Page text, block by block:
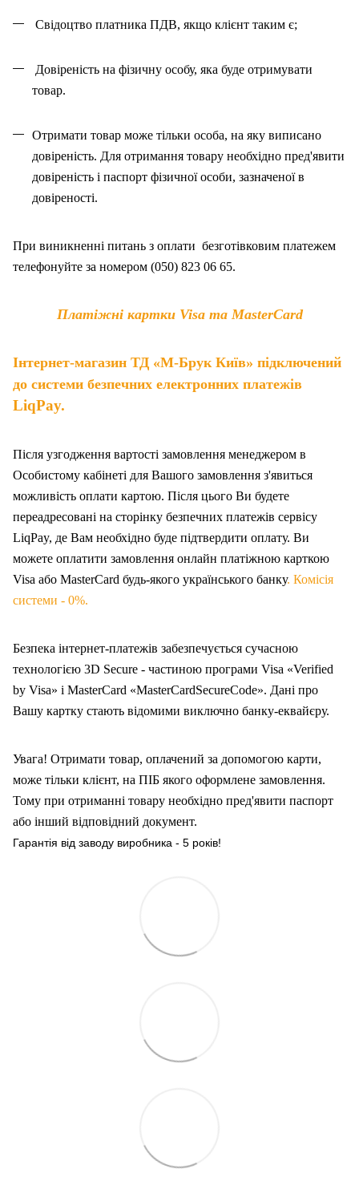
Свідоцтво платника ПДВ, якщо клієнт таким є;
Довіреність на фізичну особу, яка буде отримувати
товар.
Отримати товар може тільки особа, на яку виписано
довіреність. Для отримання товару необхідно пред'явити
довіреність і паспорт фізичної особи, зазначеноїв
довіреності.
При виникненні питань з оплати безготівковим платежем
телефонуйте за номером (050) 823 06 65.
Платіжні картки Visa та MasterCard
Інтернет-магазин ТД «М-Брук Київ» підключений
до системи безпечних електронних платежів
LiqPay.
Після узгодження вартості замовлення менеджером в
Особистому кабінеті для Вашого замовлення з'явиться
можливість оплати картою. Після цього Ви будете
переадресовані на сторінку безпечних платежів сервісу
LiqPay, де Вам необхідно буде підтвердити оплату. Ви
можете оплатити замовлення онлайн платіжною карткою
Visa або MasterCard будь-якого українського банку. Комісія
системи - 0%.
Безпека інтернет-платежів забезпечується сучасною
технологією 3D Secure - частиною програми Visa «Verified
by Visa» і MasterCard «MasterCardSecureCode». Дані про
Вашу картку стають відомими виключно банку-еквайєру.
Увага! Отримати товар, оплачений за допомогою карти,
може тільки клієнт, на ПІБ якого оформлене замовлення.
Тому при отриманні товару необхідно пред'явити паспорт
або інший відповідний документ.
Гарантія від заводу виробника - 5 років!